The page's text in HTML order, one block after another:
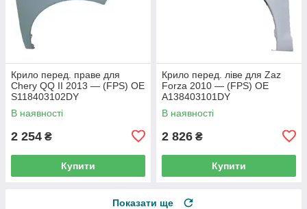
Крило перед. праве для
Chery QQ II 2013 — (FPS) OE
S118403102DY
В наявності
2 254 ₴
Купити
Крило перед. ліве для Zaz
Forza 2010 — (FPS) OE
A138403101DY
В наявності
2 826 ₴
Купити
Показати ще